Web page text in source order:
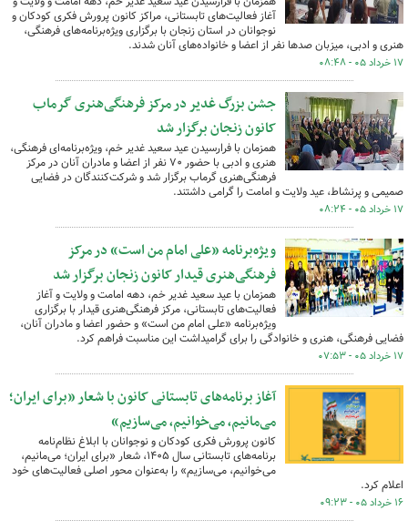
آغاز فعالیت‌های تابستانی، مراکز کانون پرورش فکری کودکان و
نوجوانان در استان زنجان با برگزاری ویژه‌برنامه‌های فرهنگی،
هنری و ادبی، میزبان صدها نفر از اعضا و خانواده‌های آنان شدند.
۱۷ خرداد ۰۵ - ۰۸:۴۸
جشن بزرگ غدیر در مرکز فرهنگی‌هنری گرماب
کانون زنجان برگزار شد
همزمان با فرارسیدن عید سعید غدیر خم، ویژه‌برنامه‌ای فرهنگی،
هنری و ادبی با حضور ۷۰ نفر از اعضا و مادران آنان در مرکز
فرهنگی‌هنری گرماب برگزار شد و شرکت‌کنندگان در فضایی
صمیمی و پرنشاط، عید ولایت و امامت را گرامی داشتند.
۱۷ خرداد ۰۵ - ۰۸:۲۴
ویژه‌برنامه «علی امام من است» در مرکز
فرهنگی‌هنری قیدار کانون زنجان برگزار شد
همزمان با عید سعید غدیر خم، دهه امامت و ولایت و آغاز
فعالیت‌های تابستانی، مرکز فرهنگی‌هنری قیدار با برگزاری
ویژه‌برنامه «علی امام من است» و حضور اعضا و مادران آنان،
فضایی فرهنگی، هنری و خانوادگی را برای گرامیداشت این مناسبت فراهم کرد.
۱۷ خرداد ۰۵ - ۰۷:۵۳
آغاز برنامه‌های تابستانی کانون با شعار «برای ایران؛
می‌مانیم، می‌خوانیم، می‌سازیم»
کانون پرورش فکری کودکان و نوجوانان با ابلاغ نظام‌نامه
برنامه‌های تابستانی سال ۱۴۰۵، شعار «برای ایران؛ می‌مانیم،
می‌خوانیم، می‌سازیم» را به‌عنوان محور اصلی فعالیت‌های خود
اعلام کرد.
۱۶ خرداد ۰۵ - ۰۹:۲۳